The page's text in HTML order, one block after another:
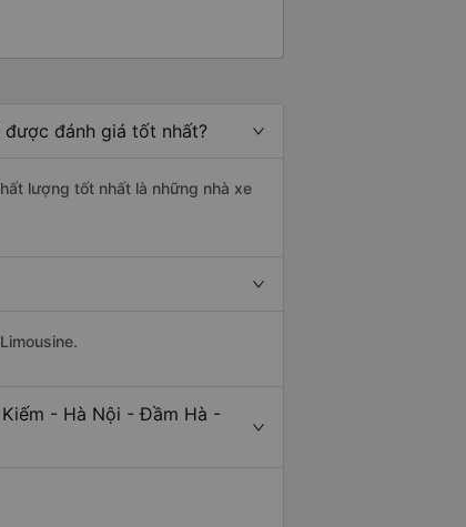
đánh giá tốt nhất?
lượng tốt nhất là những nhà xe
- Hà Nội - Đầm Hà -